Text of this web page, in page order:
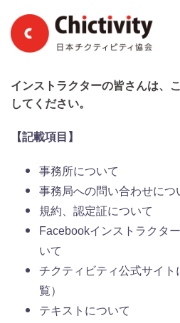
インストラクターの皆さんは、
してください。
【記載項目】
事務所について
事務局への問い合わせにつ
規約、認定証について
Facebookインストラクタ
いて
チクティビティ公式サイト
覧）
テキストについて